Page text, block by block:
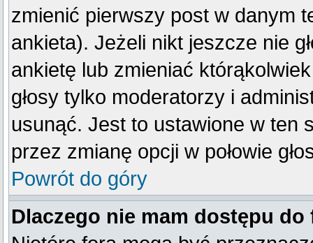
zmienić pierwszy post w danym
ankieta). Jeżeli nikt jeszcze nie
ankietę lub zmieniać
głosy tylko moderatorzy i
usunąć. Jest to ustawione w ten
przez zmianę opcji w połowie
Powrót do góry
Dlaczego nie mam dostępu do